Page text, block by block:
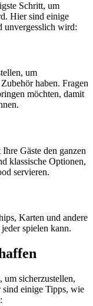
Schritt, um
Hier sind einige
unvergesslich wird:
um
haben. Fragen
möchten, damit
Gäste den ganzen
klassische Optionen,
servieren.
Karten und andere
spielen kann.
um sicherzustellen,
sind einige Tipps, wie